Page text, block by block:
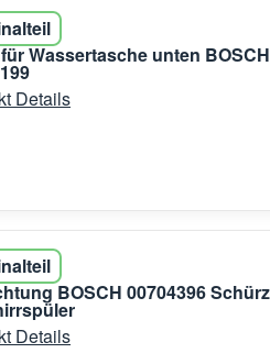
Wassertasche unten
Details
BOSCH 00704396
Details